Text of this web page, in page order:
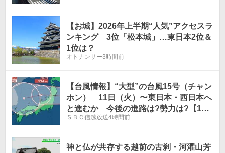
【お城】2026年上半期“人気”アクセスラ
ンキング 3位「松本城」…東日本2位＆
1位は？
オトナンサー3時間前
【台風情報】“大型”の台風15号（チャン
ホン） 11日（火）〜東日本・西日本へ
と進むか 今後の進路は?勢力は?【18
日（火）までの雨風シミュレーション画
象庁発表）
ＳＢＣ信越放送4時間前
神と仏が共存する越前の古刹・河濯山芳